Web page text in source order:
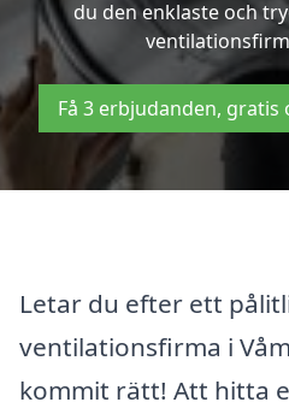
du den enklaste och
Få 3 erbjudanden,
Letar du efter ett
ventilationsfirma i
kommit rätt! Att hitta